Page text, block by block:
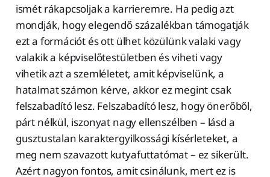
ismét rákapcsoljak a karrieremre. Ha pedig azt
mondják, hogy elegendő százalékban támogatják
ezt a formációt és ott ülhet közülünk valaki vagy
valakik a képviselőtestületben és viheti vagy
vihetik azt a szemléletet, amit képviselünk, a
hatalmat számon kérve, akkor ez megint csak
felszabadító lesz. Felszabadító lesz, hogy önerőből,
párt nélkül, iszonyat nagy ellenszélben – lásd a
gusztustalan karaktergyilkossági kísérleteket, a
meg nem szavazott kutyafuttatómat – ez sikerült.
Azért nagyon fontos, amit csinálunk, mert ez is